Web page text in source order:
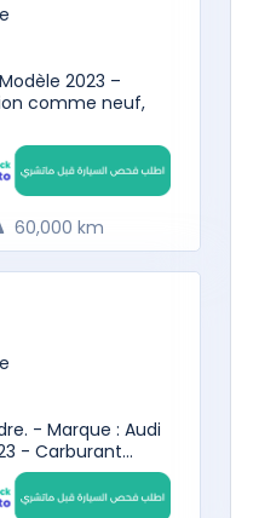
Modèle 2023 –
comme neuf,
60,000 km
- Marque : Audi
- Carburant...